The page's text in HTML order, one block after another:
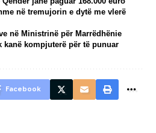
në tremujorin e dytë me vlerë
në Ministrinë për Marrëdhënie
kanë kompjuterë për të punuar
Facebook